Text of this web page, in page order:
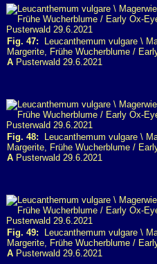
Fig. 47: Leucanthemum vulgare \
Margerite, Frühe Wucherblume /
A Pusterwald 29.6.2021
Fig. 48: Leucanthemum vulgare \
Margerite, Frühe Wucherblume /
A Pusterwald 29.6.2021
Fig. 49: Leucanthemum vulgare \
Margerite, Frühe Wucherblume /
A Pusterwald 29.6.2021